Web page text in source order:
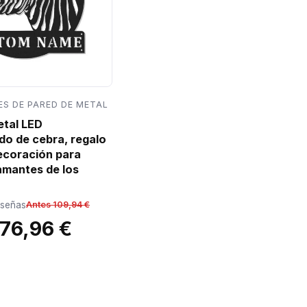
DE PARED DE METAL
LED
de cebra, regalo
para
de los
Antes 109,94 €
€